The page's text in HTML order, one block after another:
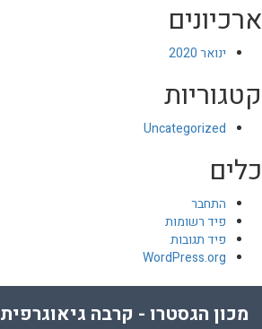
ארכיונים
ינואר 2020
קטגוריות
Uncategorized
כלים
התחבר
פיד רשומות
פיד תגובות
WordPress.org
מכון הגסטרו - קרבה גיאוגרפית